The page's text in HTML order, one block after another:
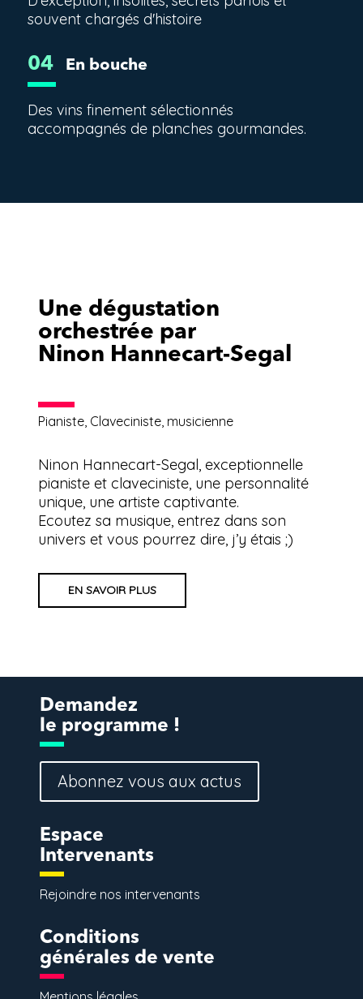
souvent chargés d'histoire
04En bouche
Des vins finement sélectionnés
accompagnés de planches gourmandes.
Une dégustation
orchestrée par
Ninon Hannecart-Segal
Pianiste, Claveciniste, musicienne
Ninon Hannecart-Segal, exceptionnelle
pianiste et claveciniste, une personnalité
unique, une artiste captivante.
Ecoutez sa musique, entrez dans son
univers et vous pourrez dire, j’y étais ;)
EN SAVOIR PLUS
Demandez
le programme !
Abonnez vous aux actus
Espace
Intervenants
Rejoindre nos intervenants
Conditions
générales de vente